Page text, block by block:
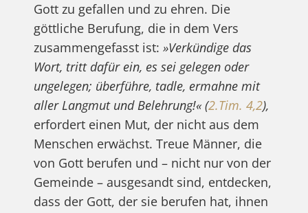
Gott zu gefallen und zu ehren. Die
göttliche Berufung, die in dem Vers
zusammengefasst ist: »Verkündige das
Wort, tritt dafür ein, es sei gelegen oder
ungelegen; überführe, tadle, ermahne mit
aller Langmut und Belehrung!« (2.Tim. 4,2),
erfordert einen Mut, der nicht aus dem
Menschen erwächst. Treue Männer, die
von Gott berufen und – nicht nur von der
Gemeinde – ausgesandt sind, entdecken,
dass der Gott, der sie berufen hat, ihnen